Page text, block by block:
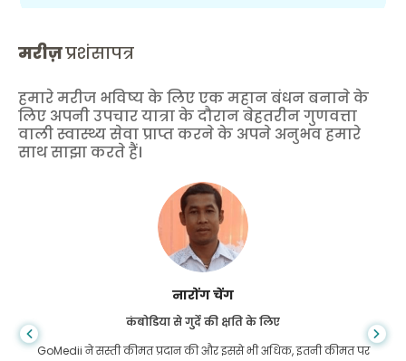
मरीज़प्रशंसापत्र
हमारे मरीज भविष्य के लिए एक महान बंधन बनाने के
लिए अपनी उपचार यात्रा के दौरान बेहतरीन गुणवत्ता
वाली स्वास्थ्य सेवा प्राप्त करने के अपने अनुभव हमारे
साथ साझा करते हैं।
शांधा दास
गैस्ट्रोएंटरोलॉजी के लिए बांग्लादेश से
मैंने अपने बेटे और गोमेडी की शानदार टीम को धन्यवाद दिया है जिन्होंने